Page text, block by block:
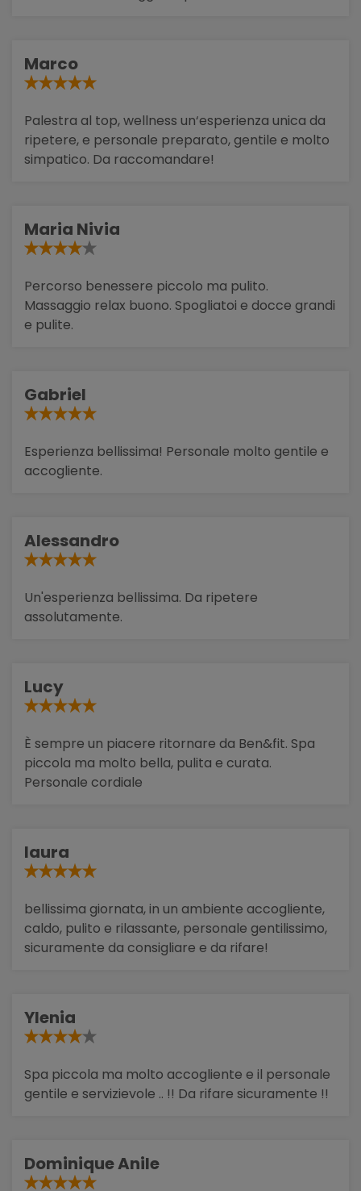
Marco
Palestra al top, wellness un‘esperienza unica da
ripetere, e personale preparato, gentile e molto
simpatico. Da raccomandare!
Maria Nivia
Percorso benessere piccolo ma pulito.
Massaggio relax buono. Spogliatoi e docce grandi
e pulite.
Gabriel
Esperienza bellissima! Personale molto gentile e
accogliente.
Alessandro
Un'esperienza bellissima. Da ripetere
assolutamente.
Lucy
È sempre un piacere ritornare da Ben&fit. Spa
piccola ma molto bella, pulita e curata.
Personale cordiale
laura
bellissima giornata, in un ambiente accogliente,
caldo, pulito e rilassante, personale gentilissimo,
sicuramente da consigliare e da rifare!
Ylenia
Spa piccola ma molto accogliente e il personale
gentile e servizievole .. !! Da rifare sicuramente !!
Dominique Anile